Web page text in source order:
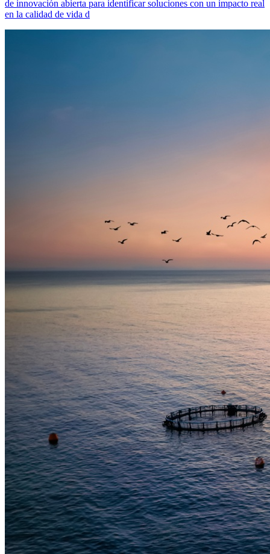
de innovación abierta para identificar soluciones con un impacto real
en la calidad de vida d